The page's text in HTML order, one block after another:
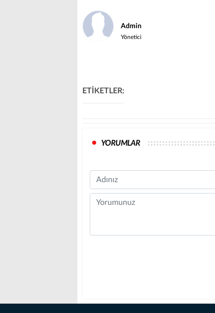
Admin
Yönetici
ETİKETLER:
YORUMLAR
Name
Comment